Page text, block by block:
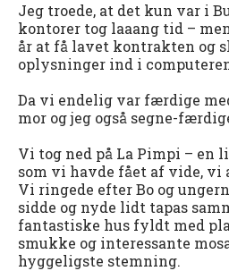
Jeg troede, at det kun var i
kontorer tog laaang tid –
år at få lavet kontrakten og
oplysninger ind i
Da vi endelig var færdige
mor og jeg også segne-
Vi tog ned på La Pimpi – en
som vi havde fået af vide, vi
Vi ringede efter Bo og
sidde og nyde lidt tapas
fantastiske hus fyldt med
smukke og interessante
hyggeligste stemning.